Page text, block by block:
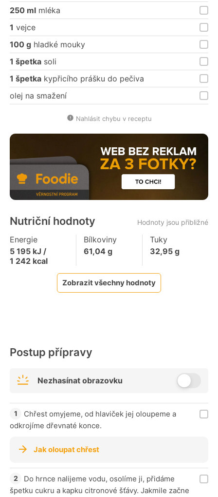
250 ml mléka
1 vejce
100 g hladké mouky
1 špetka soli
1 špetka kypřicího prášku do pečiva
olej na smažení
Nahlásit chybu v receptu
Nutriční hodnoty Hodnoty jsou přibližné
Energie
5 195 kJ /
1 242 kcal
Bílkoviny
61,04 g
Tuky
32,95g
Zobrazit všechny hodnoty
Postup přípravy
Nezhasínat obrazovku
Chřest omyjeme, od hlaviček jej oloupeme a
odkrojíme dřevnaté konce.
Jak oloupat chřest
Do hrnce nalijeme vodu, osolíme ji, přidáme
špetku cukru a kapku citronové šťávy. Jakmile začne